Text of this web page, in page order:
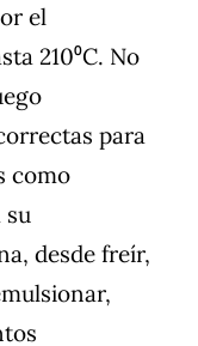
el
210⁰C. No
para
como
su
desde freír,